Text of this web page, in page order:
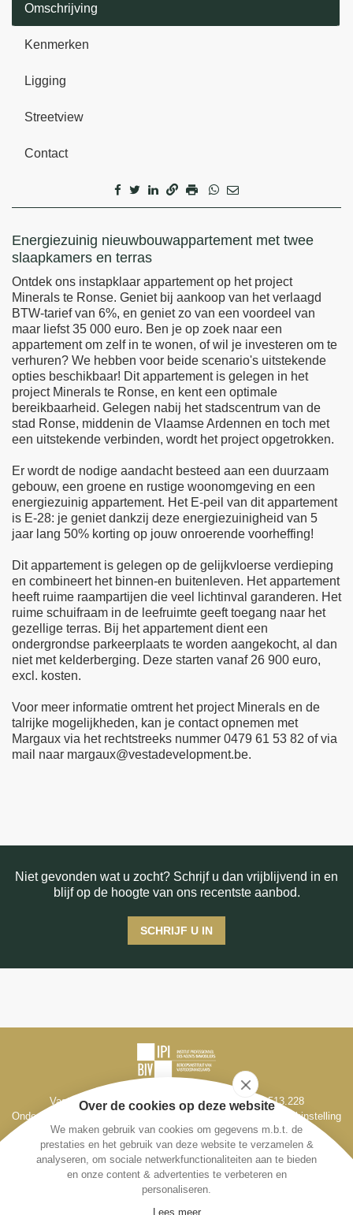
Omschrijving
Kenmerken
Ligging
Streetview
Contact
Omschrijving
Energiezuinig nieuwbouwappartement met twee
slaapkamers en terras
Ontdek ons instapklaar appartement op het project
Minerals te Ronse. Geniet bij aankoop van het verlaagd
BTW-tarief van 6%, en geniet zo van een voordeel van
maar liefst 35 000 euro. Ben je op zoek naar een
appartement om zelf in te wonen, of wil je investeren om te
verhuren? We hebben voor beide scenario's uitstekende
opties beschikbaar! Dit appartement is gelegen in het
project Minerals te Ronse, en kent een optimale
bereikbaarheid. Gelegen nabij het stadscentrum van de
stad Ronse, middenin de Vlaamse Ardennen en toch met
een uitstekende verbinden, wordt het project opgetrokken.
Er wordt de nodige aandacht besteed aan een duurzaam
gebouw, een groene en rustige woonomgeving en een
energiezuinig appartement. Het E-peil van dit appartement
is E-28: je geniet dankzij deze energiezuinigheid van 5
jaar lang 50% korting op jouw onroerende voorheffing!
Dit appartement is gelegen op de gelijkvloerse verdieping
en combineert het binnen-en buitenleven. Het appartement
heeft ruime raampartijen die veel lichtinval garanderen. Het
ruime schuifraam in de leefruimte geeft toegang naar het
gezellige terras. Bij het appartement dient een
ondergrondse parkeerplaats te worden aangekocht, al dan
niet met kelderberging. Deze starten vanaf 26 900 euro,
excl. kosten.
Voor meer informatie omtrent het project Minerals en de
talrijke mogelijkheden, kan je contact opnemen met
Margaux via het rechtstreeks nummer 0479 61 53 82 of via
mail naar margaux@vestadevelopment.be.
Niet gevonden wat u zocht? Schrijf u dan vrijblijvend in en
blijf op de hoogte van ons recentste aanbod.
SCHRIJF U IN
Vastgoedmakelaar-bemiddelaar BIV België BIV 513.228
Ondernemingsnr. BE 0795 330 714, Derdenrekening bij de bankinstelling
Fintro, IBAN BE98 1431 1666 1193
Toezichthoudende autoriteit: Beroepsinstituut van Vastgoedmakelaars -
Luxemburgstraat 16/B 1000 Brussel
Over de cookies op deze website
We maken gebruik van cookies om gegevens m.b.t. de
prestaties en het gebruik van deze website te verzamelen &
analyseren, om sociale netwerkfunctionaliteiten aan te bieden
en onze content & advertenties te verbeteren en
personaliseren.
Lees meer